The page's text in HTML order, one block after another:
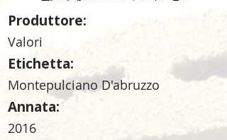
Produttore:
Valori
Etichetta:
Montepulciano D'abruzzo
Annata:
2016